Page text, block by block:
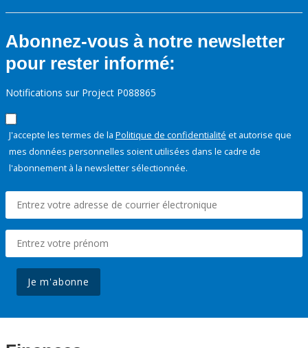
Abonnez-vous à notre newsletter
pour rester informé:
Notifications sur Project P088865
J'accepte les termes de la Politique de confidentialité et autorise que
mes données personnelles soient utilisées dans le cadre de
l'abonnement à la newsletter sélectionnée.
Je m'abonne